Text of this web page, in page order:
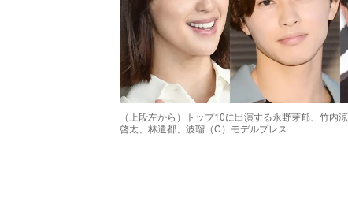
（上段左から）トップ10に出演する永野芽郁、竹
啓太、林遣都、波瑠（C）モデルプレス